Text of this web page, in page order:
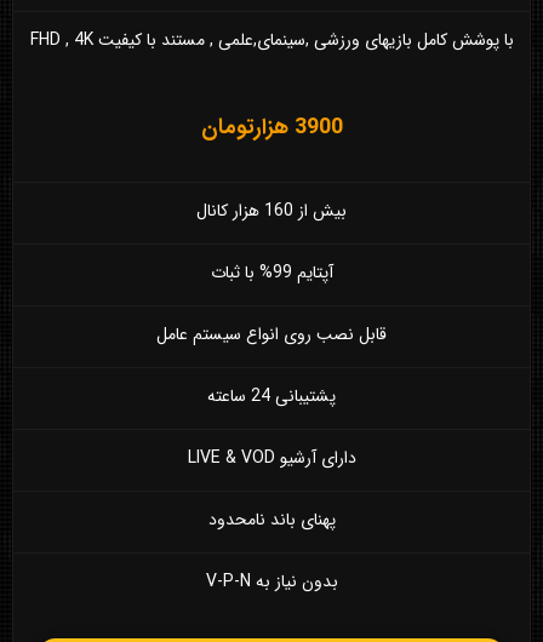
با پوشش کامل بازیهای ورزشی ,سینمای,علمی , مستند با کیفیت FHD , 4K
3900 هزارتومان
بیش از 160 هزار کانال
آپتایم 99% با ثبات
قابل نصب روی انواع سیستم عامل
پشتیبانی 24 ساعته
دارای آرشیو LIVE & VOD
پهنای باند نامحدود
بدون نیاز به V-P-N